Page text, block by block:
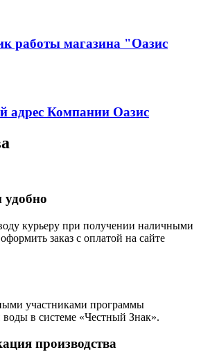
работы магазина "Оазис
адрес Компании Оазис
удобно
курьеру при получении наличными
заказ с оплатой на сайте
участниками программы
в системе «Честный Знак».
производства